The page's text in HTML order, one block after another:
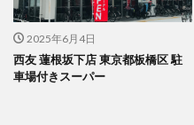
2025年6月4日
西友 蓮根坂下店 東京都板橋区 駐
車場付きスーパー